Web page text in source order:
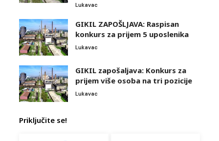
Lukavac
GIKIL ZAPOŠLJAVA: Raspisan
konkurs za prijem 5 uposlenika
Lukavac
GIKIL zapošaljava: Konkurs za
prijem više osoba na tri pozicije
Lukavac
Priključite se!